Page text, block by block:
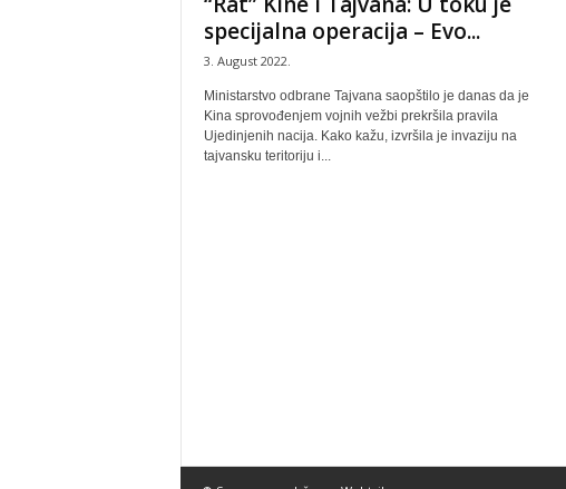
specijalna operacija – Evo...
3. August 2022.
Ministarstvo odbrane Tajvana saopštilo je danas da je
Kina sprovođenjem vojnih vežbi prekršila pravila
Ujedinjenih nacija. Kako kažu, izvršila je invaziju na
tajvansku teritoriju i...